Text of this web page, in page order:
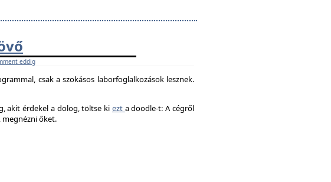
eddig
csak a szokásos laborfoglalkozások lesznek.
akit érdekel a dolog, töltse ki ezt a doodle-t: A cégről
őket.